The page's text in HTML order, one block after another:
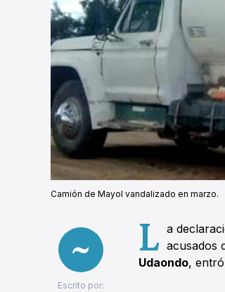
Camión de Mayol vandalizado en marzo.
Escrito por:
L a
acusados
Udaondo,